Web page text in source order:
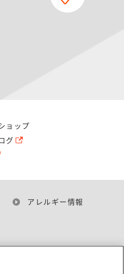
ョップ
グ
アレルギー情報